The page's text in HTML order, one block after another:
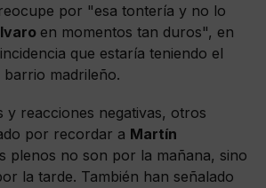
por "esa tontería y no lo
en momentos tan duros", en
que estaría teniendo el
madrileño.
y reacciones negativas, otros
por recordar a Martín
plenos no son por la mañana, sino
la tarde. También han señalado